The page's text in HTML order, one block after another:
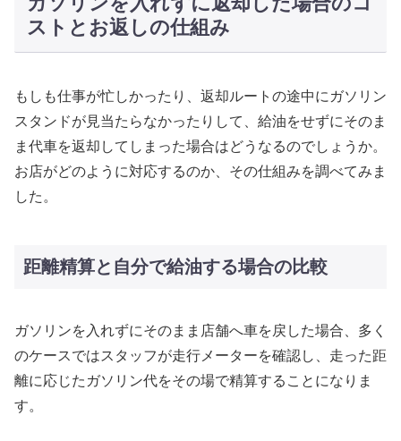
ストとお返しの仕組み
もしも仕事が忙しかったり、返却ルートの途中にガソリン
スタンドが見当たらなかったりして、給油をせずにそのま
ま代車を返却してしまった場合はどうなるのでしょうか。
お店がどのように対応するのか、その仕組みを調べてみま
した。
距離精算と自分で給油する場合の比較
ガソリンを入れずにそのまま店舗へ車を戻した場合、多く
のケースではスタッフが走行メーターを確認し、走った距
離に応じたガソリン代をその場で精算することになりま
す。